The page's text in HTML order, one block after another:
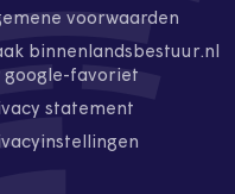
voorwaarden
binnenlandsbestuur.nl
google-favoriet
statement